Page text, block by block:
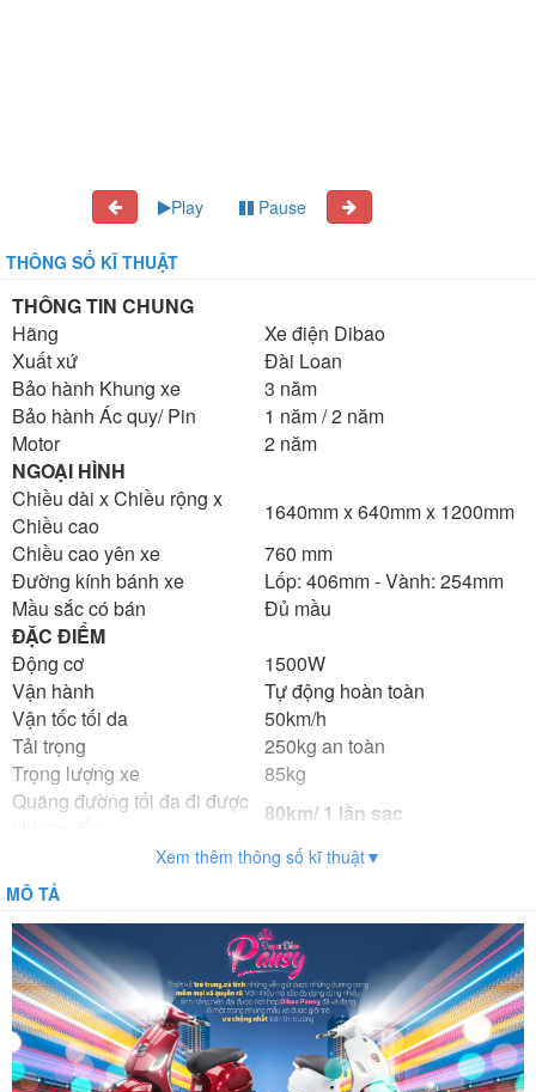
Play Pause
THÔNG SỐ KĨ THUẬT
THÔNG TIN CHUNG
Hãng
Xe điện Dibao
Xuất xứ
Đài Loan
Bảo hành Khung xe
3 năm
Bảo hành Ác quy/ Pin
1 năm / 2 năm
Motor
2 năm
NGOẠI HÌNH
Chiều dài x Chiều rộng x
Chiều cao
1640mm x 640mm x 1200mm
Chiều cao yên xe
760 mm
Đường kính bánh xe
Lốp: 406mm - Vành: 254mm
Mầu sắc có bán
Đủ mầu
ĐẶC ĐIỂM
Động cơ
1500W
Vận hành
Tự động hoàn toàn
Vận tốc tối da
50km/h
Tải trọng
250kg an toàn
Trọng lượng xe
85kg
Quãng đường tối đa đi được
80km/ 1 lần sạc
Tự động ngắt khi acquy đầy
Thời gian sạc
Loại acquy
5 acquy 20A
Lốp
Liền săm
Bảo vệ tụt áp
42 + / - 1.0V
Bảo vệ dòng
14 + / -2.0A
Phụ kiện đi kèm theo xe
Gương, Sạc, Khóa báo động
chống trộm
Xem thêm thông số kĩ thuật▼
MÔ TẢ